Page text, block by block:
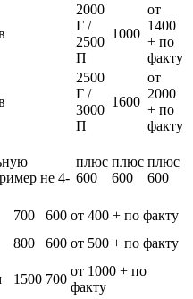
2000
Г /
2500
П
1000
от
1400
+ по
факту
2500
Г /
3000
П
1600
от
2000
+ по
факту
не 4-
плюс
600
плюс
600
плюс
600
700 600 от 400 + по факту
800 600 от 500 + по факту
1500 700
от 1000 + по
факту